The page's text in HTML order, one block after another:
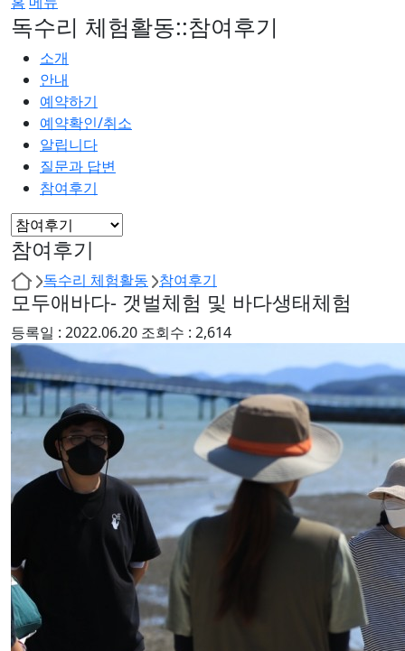
독수리 체험활동::참여후기
소개
안내
예약하기
예약확인/취소
알립니다
질문과 답변
참여후기
참여후기
독수리 체험활동 참여후기
모두애바다- 갯벌체험 및 바다생태체험
등록일 : 2022.06.20 조회수 : 2,614